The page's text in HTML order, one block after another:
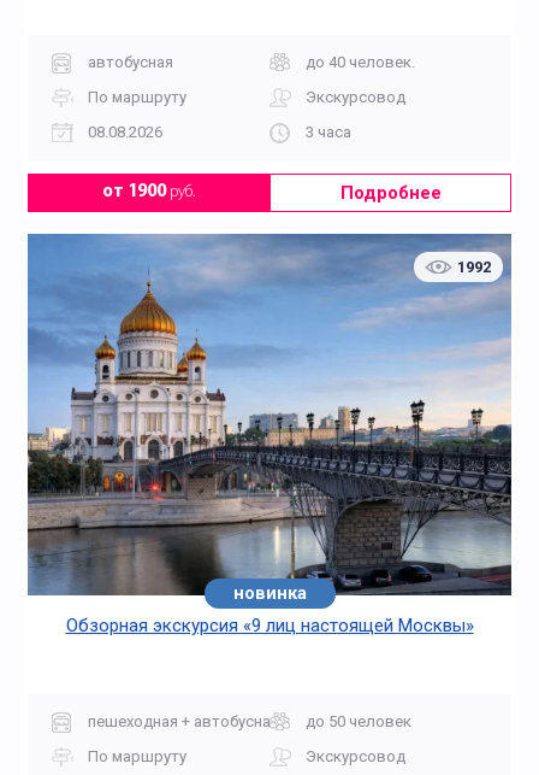
автобусная
до 40 человек.
По маршруту
Экскурсовод
08.08.2026
3 часа
от 1900руб. Подробнее
1992
новинка
Обзорная экскурсия «9 лиц настоящей Москвы»
пешеходная + автобусная
до 50 человек
По маршруту
Экскурсовод